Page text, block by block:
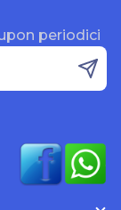
periodici